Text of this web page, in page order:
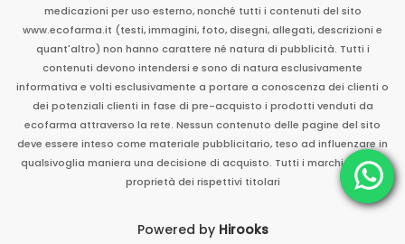
medicazioni per uso esterno, nonché tutti i contenuti del sito
www.ecofarma.it (testi, immagini, foto, disegni, allegati, descrizioni e
quant'altro) non hanno carattere né natura di pubblicità. Tutti i
contenuti devono intendersi e sono di natura esclusivamente
informativa e volti esclusivamente a portare a conoscenza dei clienti o
dei potenziali clienti in fase di pre-acquisto i prodotti venduti da
ecofarma attraverso la rete. Nessun contenuto delle pagine del sito
deve essere inteso come materiale pubblicitario, teso ad influenzare in
qualsivoglia maniera una decisione di acquisto. Tutti i marchi sono di
proprietà dei rispettivi titolari
Powered by Hirooks